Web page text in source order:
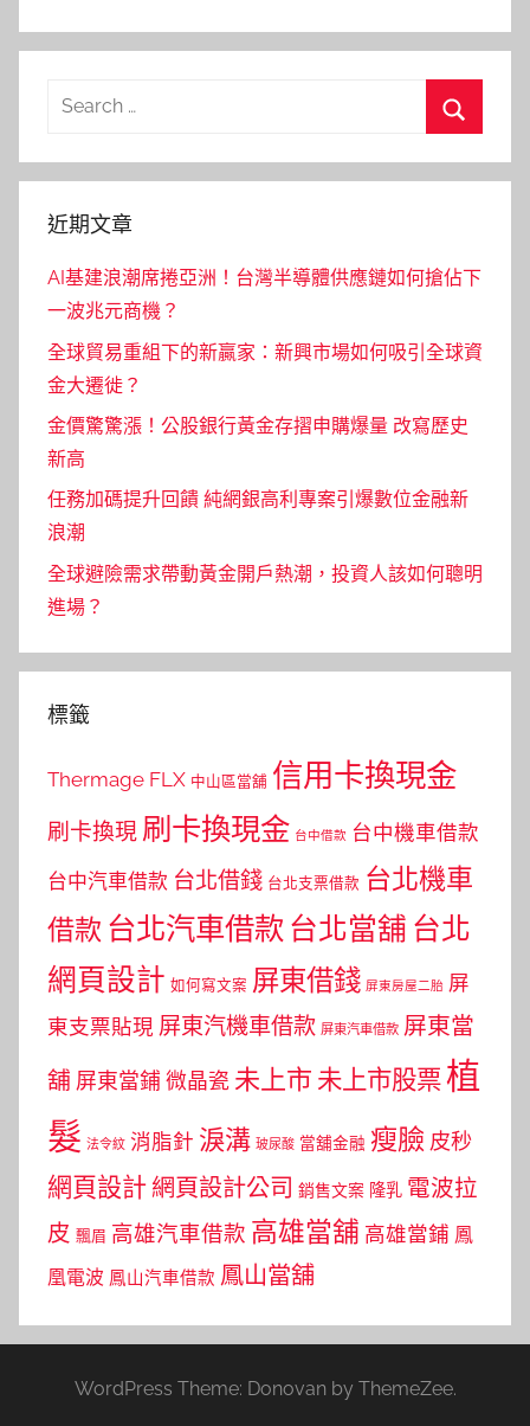
Search
近期文章
AI基建浪潮席捲亞洲！台灣半導體供應鏈如何搶佔下
一波兆元商機？
全球貿易重組下的新贏家：新興市場如何吸引全球資
金大遷徙？
金價驚驚漲！公股銀行黃金存摺申購爆量 改寫歷史
新高
任務加碼提升回饋 純網銀高利專案引爆數位金融新
浪潮
全球避險需求帶動黃金開戶熱潮，投資人該如何聰明
進場？
標籤
Thermage FLX 中山區當舖 信用卡換現金
刷卡換現 刷卡換現金 台中借款 台中機車借款
台中汽車借款 台北借錢 台北支票借款 台北機車
借款 台北汽車借款 台北當舖 台北
網頁設計 如何寫文案 屏東借錢 屏東房屋二胎 屏
東支票貼現 屏東汽機車借款 屏東汽車借款 屏東當
舖 屏東當鋪 微晶瓷 未上市 未上市股票植
髮 法令紋 消脂針 淚溝 玻尿酸 當舖金融 瘦臉 皮秒
網頁設計 網頁設計公司 銷售文案 隆乳 電波拉
皮 飄眉 高雄汽車借款 高雄當舖 高雄當鋪 鳳
凰電波 鳳山汽車借款 鳳山當舖
WordPress Theme: Donovan by ThemeZee.